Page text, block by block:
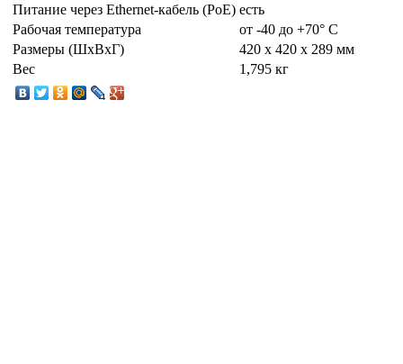
Питание через Ethernet-кабель (PoE) есть
Рабочая температура
от -40 до +70° C
Размеры (ШxВxГ)
420 x 420 x 289 мм
Вес
1,795 кг